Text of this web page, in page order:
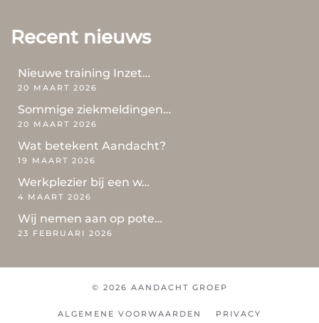
Recent nieuws
Nieuwe training Inzet…
20 MAART 2026
Sommige ziekmeldingen…
20 MAART 2026
Wat betekent Aandacht?
19 MAART 2026
Werkplezier bij een w…
4 MAART 2026
Wij nemen aan op pote…
23 FEBRUARI 2026
© 2026 AANDACHT GROEP
ALGEMENE VOORWAARDEN PRIVACY